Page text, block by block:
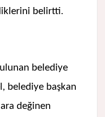
belirtti.
belediye
belediye başkan
değinen